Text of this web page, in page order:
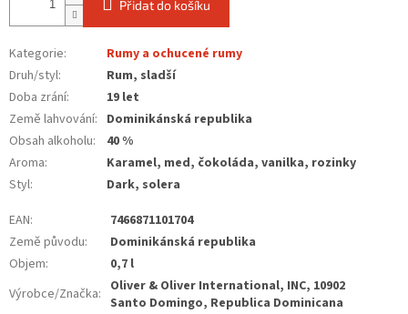
Přidat do košíku
Kategorie:
Rumy a ochucené rumy
Druh/styl:
Rum, sladší
Doba zrání:
19 let
Země lahvování: Dominikánská republika
Obsah alkoholu:
40 %
Aroma:
Karamel, med, čokoláda, vanilka, rozinky
Styl:
Dark, solera
EAN:
7466871101704
Země původu:
Dominikánská republika
Objem:
0,7 l
Výrobce/Značka: Oliver & Oliver International, INC, 10902
Santo Domingo, Republica Dominicana